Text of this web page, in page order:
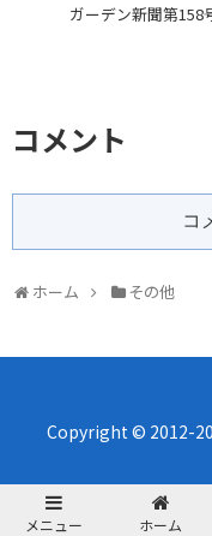
ガーデン新聞第158
コメント
コ
ホーム その他
Copyright © 2012-
メニュー ホーム